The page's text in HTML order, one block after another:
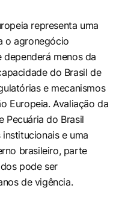
representa uma
o agronegócio
dependerá menos da
do Brasil de
e mecanismos
Europeia. Avaliação da
Pecuária do Brasil
e uma
brasileiro, parte
pode ser
de vigência.